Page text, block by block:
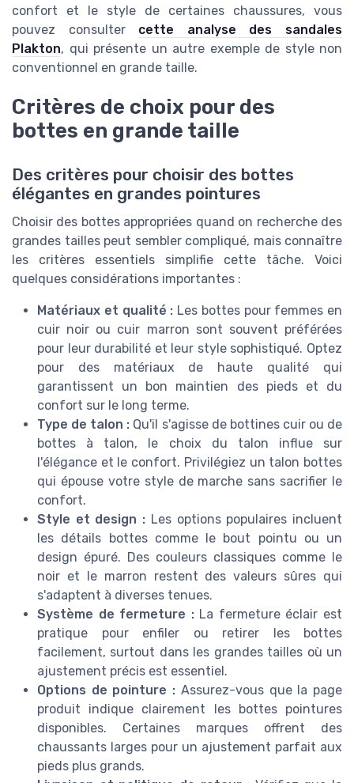
confort et le style de certaines chaussures, vous
pouvez consulter cette analyse des sandales
Plakton, qui présente un autre exemple de style non
conventionnel en grande taille.
Critères de choix pour des
bottes en grande taille
Des critères pour choisir des bottes
élégantes en grandes pointures
Choisir des bottes appropriées quand on recherche des
grandes tailles peut sembler compliqué, mais connaître
les critères essentiels simplifie cette tâche. Voici
quelques considérations importantes :
Matériaux et qualité : Les bottes pour femmes en
cuir noir ou cuir marron sont souvent préférées
pour leur durabilité et leur style sophistiqué. Optez
pour des matériaux de haute qualité qui
garantissent un bon maintien des pieds et du
confort sur le long terme.
Type de talon : Qu'il s'agisse de bottines cuir ou de
bottes à talon, le choix du talon influe sur
l'élégance et le confort. Privilégiez un talon bottes
qui épouse votre style de marche sans sacrifier le
confort.
Style et design : Les options populaires incluent
les détails bottes comme le bout pointu ou un
design épuré. Des couleurs classiques comme le
noir et le marron restent des valeurs sûres qui
s'adaptent à diverses tenues.
Système de fermeture :La fermeture éclair est
pratique pour enfiler ou retirer les bottes
facilement, surtout dans les grandes tailles où un
ajustement précis est essentiel.
Options de pointure : Assurez-vous que la page
produit indique clairement les bottes pointures
disponibles. Certaines marques offrent des
chaussants larges pour un ajustement parfait aux
pieds plus grands.